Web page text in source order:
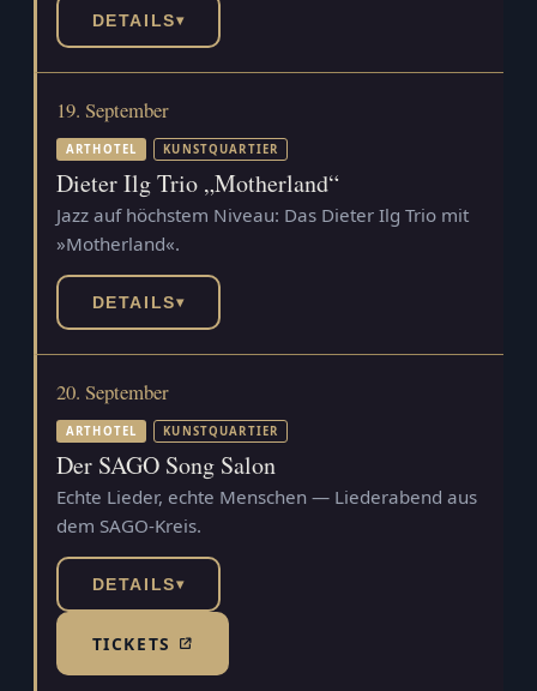
DETAILS▾
19. September
ARTHOTEL KUNSTQUARTIER
Dieter Ilg Trio „Motherland“
Jazz auf höchstem Niveau: Das Dieter Ilg Trio mit
»Motherland«.
DETAILS▾
20. September
ARTHOTEL KUNSTQUARTIER
Der SAGO Song Salon
Echte Lieder, echte Menschen — Liederabend aus
dem SAGO-Kreis.
DETAILS▾
TICKETS(TICKETSHOP, ÖFFNET IN NEUEM TAB)